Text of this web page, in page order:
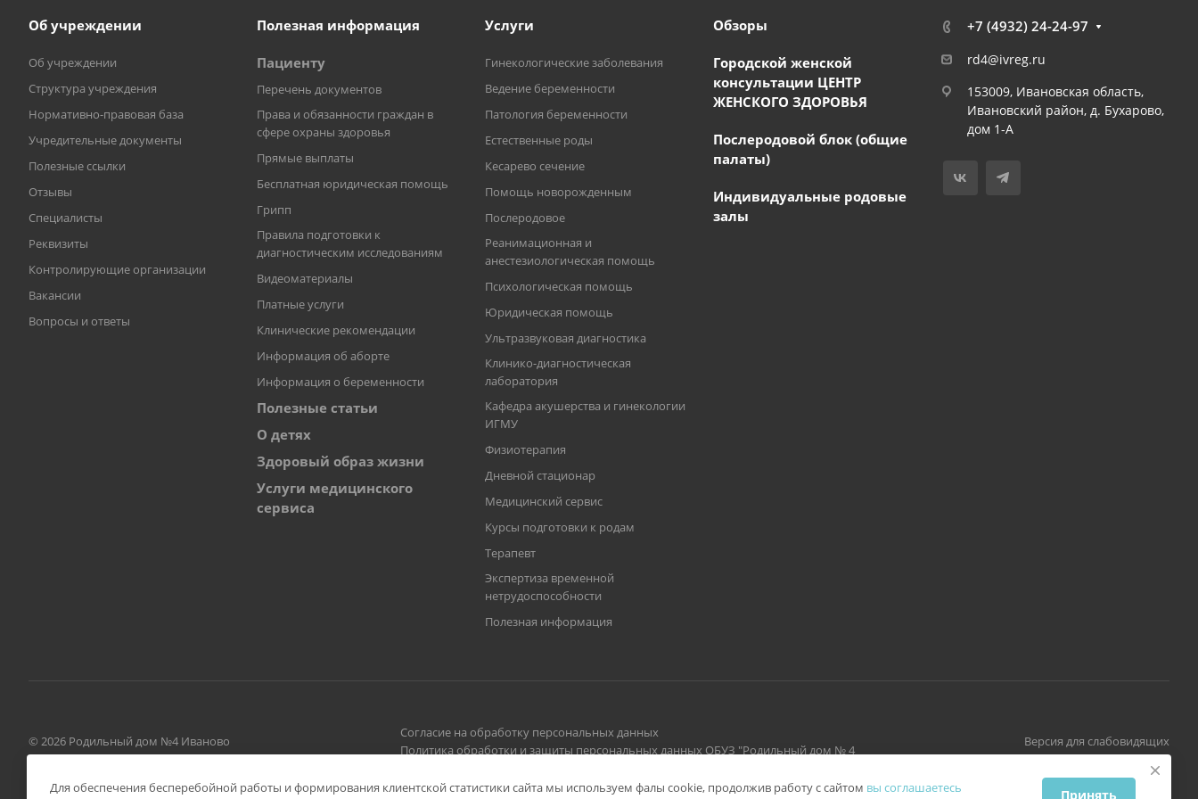
Об учреждении
Об учреждении
Структура учреждения
Нормативно-правовая база
Учредительные документы
Полезные ссылки
Отзывы
Специалисты
Реквизиты
Контролирующие организации
Вакансии
Вопросы и ответы
Полезная информация
Пациенту
Перечень документов
Права и обязанности граждан в
сфере охраны здоровья
Прямые выплаты
Бесплатная юридическая помощь
Грипп
Правила подготовки к
диагностическим исследованиям
Видеоматериалы
Платные услуги
Клинические рекомендации
Информация об аборте
Информация о беременности
Полезные статьи
О детях
Здоровый образ жизни
Услуги медицинского
сервиса
Услуги
Гинекологические заболевания
Ведение беременности
Патология беременности
Естественные роды
Кесарево сечение
Помощь новорожденным
Послеродовое
Реанимационная и
анестезиологическая помощь
Психологическая помощь
Юридическая помощь
Ультразвуковая диагностика
Клинико-диагностическая
лаборатория
Кафедра акушерства и гинекологии
ИГМУ
Физиотерапия
Дневной стационар
Медицинский сервис
Курсы подготовки к родам
Терапевт
Экспертиза временной
нетрудоспособности
Полезная информация
Обзоры
Городской женской
консультации ЦЕНТР
ЖЕНСКОГО ЗДОРОВЬЯ
Послеродовой блок (общие
палаты)
Индивидуальные родовые
залы
+7 (4932) 24-24-97
rd4@ivreg.ru
153009, Ивановская область,
Ивановский район, д. Бухарово,
дом 1-А
© 2026 Родильный дом №4 Иваново
Согласие на обработку персональных данных
Политика обработки и защиты персональных данных ОБУЗ "Родильный дом № 4
Версия для слабовидящих
Для обеспечения бесперебойной работы и формирования клиентской статистики сайта мы используем фалы cookie, продолжив работу с сайтом вы соглашаетесь
Принять